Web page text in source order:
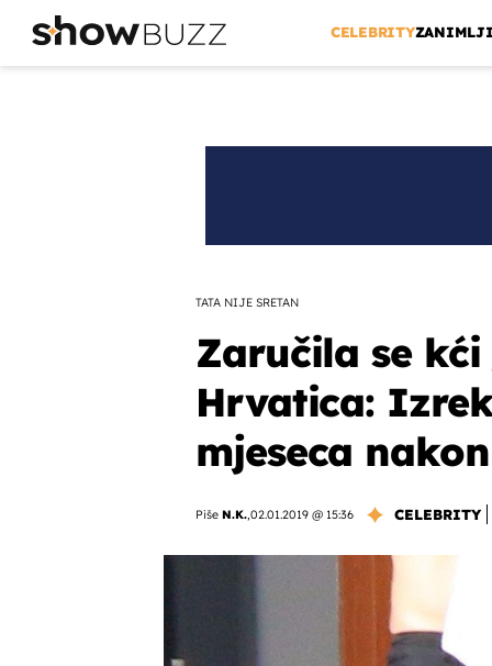
CELEBRITY
TATA NIJE SRETAN
Zaručila se
Hrvatica:
mjeseca
Piše N.K.,02.01.2019 @ 15:36 CELEBRITY